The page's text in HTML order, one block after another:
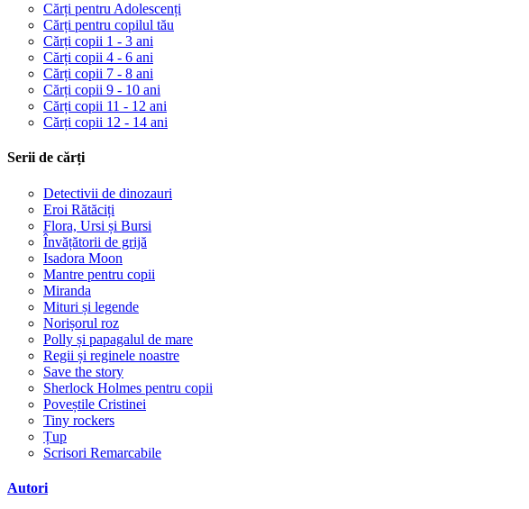
Cărți pentru Adolescenți
Cărți pentru copilul tău
Cărți copii 1 - 3 ani
Cărți copii 4 - 6 ani
Cărți copii 7 - 8 ani
Cărți copii 9 - 10 ani
Cărți copii 11 - 12 ani
Cărți copii 12 - 14 ani
Serii de cărți
Detectivii de dinozauri
Eroi Rătăciți
Flora, Ursi și Bursi
Învățătorii de grijă
Isadora Moon
Mantre pentru copii
Miranda
Mituri și legende
Norișorul roz
Polly și papagalul de mare
Regii și reginele noastre
Save the story
Sherlock Holmes pentru copii
Poveștile Cristinei
Tiny rockers
Țup
Scrisori Remarcabile
Autori